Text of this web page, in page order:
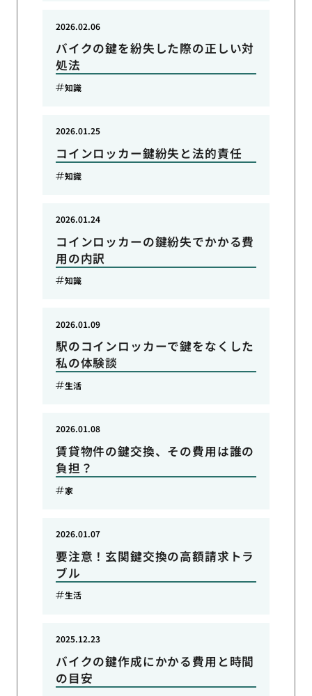
バイクの鍵を紛失した際の正しい対
処法
2026.02.06
知識
コインロッカー鍵紛失と法的責任
2026.01.25
知識
コインロッカーの鍵紛失でかかる費
用の内訳
2026.01.24
知識
駅のコインロッカーで鍵をなくした
私の体験談
2026.01.09
生活
賃貸物件の鍵交換、その費用は誰の
負担？
2026.01.08
家
要注意！玄関鍵交換の高額請求トラ
ブル
2026.01.07
生活
バイクの鍵作成にかかる費用と時間
の目安
2025.12.23